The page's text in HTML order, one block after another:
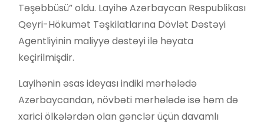
Təşəbbüsü” oldu. Layihə Azərbaycan Respublikası
Qeyri-Hökumət Təşkilatlarına Dövlət Dəstəyi
Agentliyinin maliyyə dəstəyi ilə həyata
keçirilmişdir.
Layihənin əsas ideyası indiki mərhələdə
Azərbaycandan, növbəti mərhələdə isə həm də
xarici ölkələrdən olan gənclər üçün davamlı